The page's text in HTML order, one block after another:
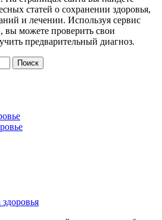
статей о сохранении здоровья,
и лечении. Используя сервис
вы можете проверить свои
предварительный диагноз.